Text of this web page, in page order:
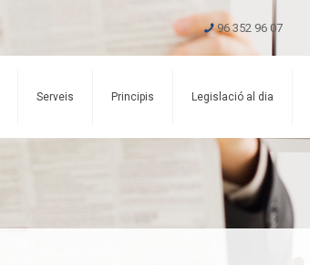
96 352 96 07
Serveis Principis Legislació al dia